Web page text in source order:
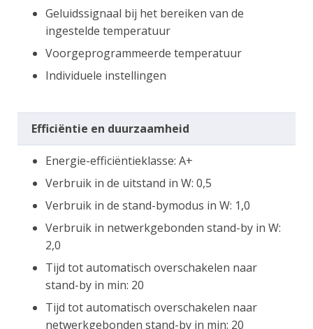
Geluidssignaal bij het bereiken van de
ingestelde temperatuur
Voorgeprogrammeerde temperatuur
Individuele instellingen
Efficiëntie en duurzaamheid
Energie-efficiëntieklasse: A+
Verbruik in de uitstand in W: 0,5
Verbruik in de stand-bymodus in W: 1,0
Verbruik in netwerkgebonden stand-by in W:
2,0
Tijd tot automatisch overschakelen naar
stand-by in min: 20
Tijd tot automatisch overschakelen naar
netwerkgebonden stand-by in min: 20